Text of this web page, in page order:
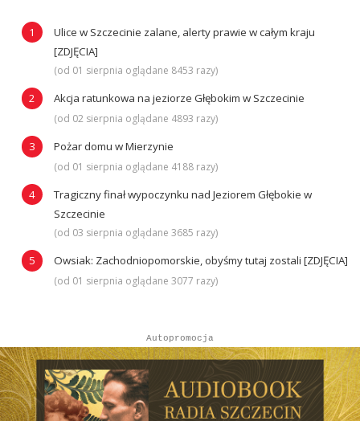
Ulice w Szczecinie zalane, alerty prawie w całym kraju
[ZDJĘCIA]
(od 01 sierpnia oglądane 8453 razy)
Akcja ratunkowa na jeziorze Głębokim w Szczecinie
(od 02 sierpnia oglądane 4893 razy)
Pożar domu w Mierzynie
(od 01 sierpnia oglądane 4188 razy)
Tragiczny finał wypoczynku nad Jeziorem Głębokie w
Szczecinie
(od 03 sierpnia oglądane 3685 razy)
Owsiak: Zachodniopomorskie, obyśmy tutaj zostali [ZDJĘCIA]
(od 01 sierpnia oglądane 3077 razy)
Autopromocja